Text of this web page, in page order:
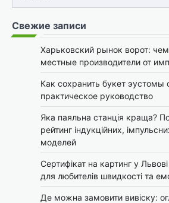
Свежие записи
Харьковский рынок ворот:
местные производители от
Как сохранить букет
практическое руководство
Яка паяльна станція краща?
рейтинг індукційних,
моделей
Сертифікат на картинг у
для любителів швидкості та
Де можна замовити вивіску: